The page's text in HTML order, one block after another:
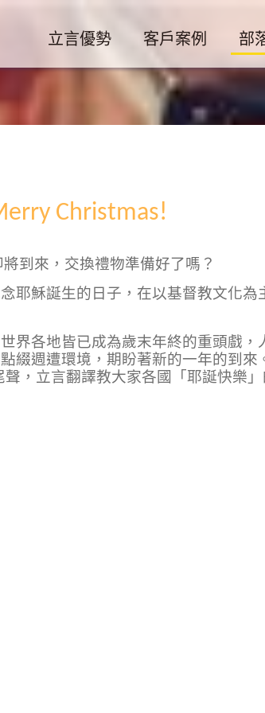
立言優勢 客戶案例 部
Christmas!
將到來，交換禮物準備好了嗎？
耶穌誕生的日子，在以基督教文化
界各地皆已成為歲末年終的重頭戲
點綴週遭環境，期盼著新的一年的到來
，立言翻譯教大家各國「耶誕快樂